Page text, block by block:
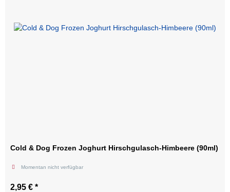
Cold & Dog Frozen Joghurt Hirschgulasch-Himbeere (90ml)
Momentan nicht verfügbar
2,95 € *